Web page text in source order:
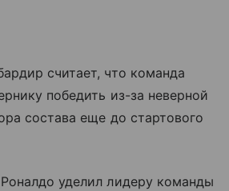
считает, что команда
победить из-за неверной
состава еще до стартового
уделил лидеру команды